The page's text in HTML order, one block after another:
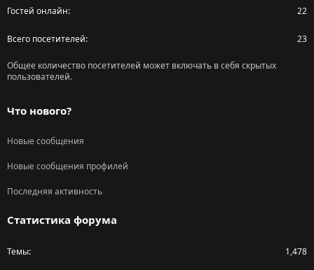
Гостей онлайн 22
Всего посетителей 23
Общее количество посетителей может включать в себя скрытых
пользователей.
Что нового?
Новые сообщения
Новые сообщения профилей
Последняя активность
Статистика форума
Темы 1,478